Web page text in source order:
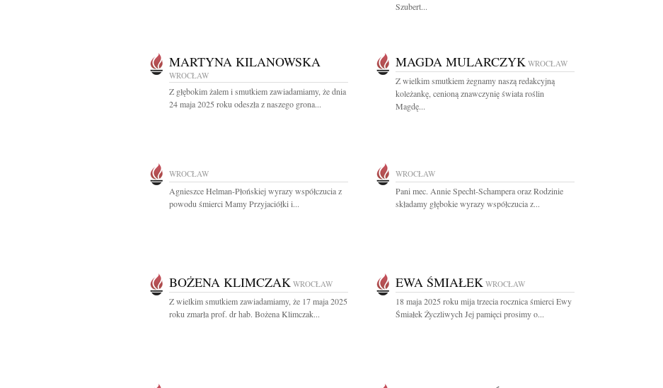
Szubert...
MARTYNA KILANOWSKA
WROCŁAW
Z głębokim żalem i smutkiem zawiadamiamy, że dnia
24 maja 2025 roku odeszła z naszego grona...
MAGDA MULARCZYK WROCŁAW
Z wielkim smutkiem żegnamy naszą redakcyjną
koleżankę, cenioną znawczynię świata roślin
Magdę...
WROCŁAW
Agnieszce Helman-Płońskiej wyrazy współczucia z
powodu śmierci Mamy Przyjaciółki i...
WROCŁAW
Pani mec. Annie Specht-Schampera oraz Rodzinie
składamy głębokie wyrazy współczucia z...
BOŻENA KLIMCZAK WROCŁAW
Z wielkim smutkiem zawiadamiamy, że 17 maja 2025
roku zmarła prof. dr hab. Bożena Klimczak...
EWA ŚMIAŁEK WROCŁAW
18 maja 2025 roku mija trzecia rocznica śmierci Ewy
Śmiałek Życzliwych Jej pamięci prosimy o...